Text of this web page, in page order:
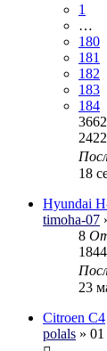
1
…
180
181
182
183
184
3662
18
Hyundai
timoha-07
8
23
Citroen C4
polals »